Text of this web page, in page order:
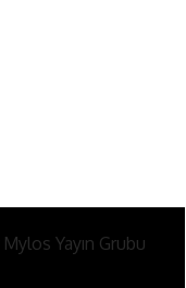
Mylos Yayın Grubu